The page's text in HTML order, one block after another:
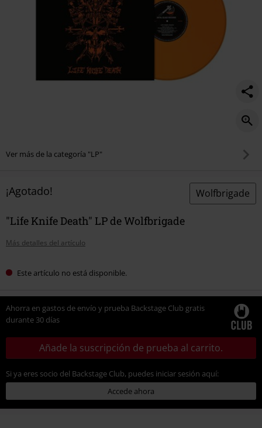
Ver más de la categoría "LP"
¡Agotado! Wolfbrigade
"Life Knife Death" LP de Wolfbrigade
Más detalles del artículo
Este artículo no está disponible.
Ahorra en gastos de envío y prueba Backstage Club gratis
durante 30 días
Añade la suscripción de prueba al carrito.
Si ya eres socio del Backstage Club, puedes iniciar sesión aquí:
Accede ahora